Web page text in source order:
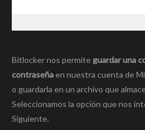
Bitlocker nos permiteguardar una
contraseñaen nuestra cuenta de
o guardarla en un archivo que
Seleccionamos la opción que nos
Siguiente.